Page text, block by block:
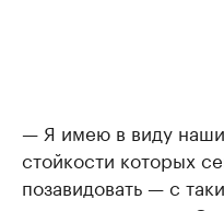
— Я имею в виду
стойкости которых
позавидовать — с